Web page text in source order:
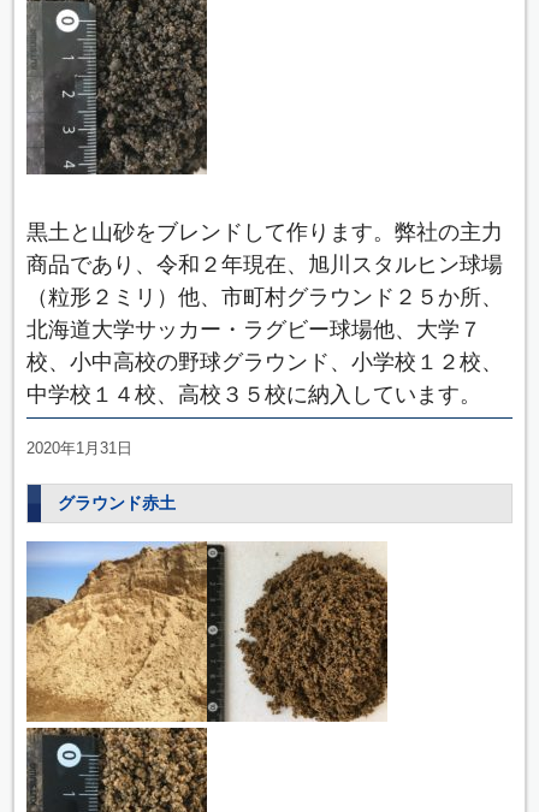
黒土と山砂をブレンドして作ります。弊社の主力
商品であり、令和２年現在、旭川スタルヒン球場
（粒形２ミリ）他、市町村グラウンド２５か所、
北海道大学サッカー・ラグビー球場他、大学７
校、小中高校の野球グラウンド、小学校１２校、
中学校１４校、高校３５校に納入しています。
2020年1月31日
グラウンド赤土